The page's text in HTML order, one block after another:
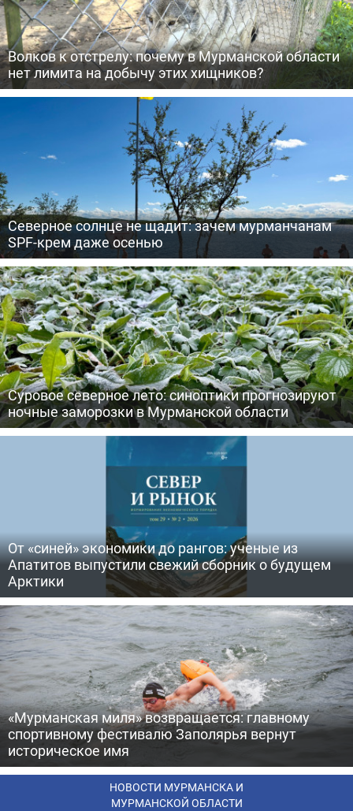
Волков к отстрелу: почему в Мурманской области
нет лимита на добычу этих хищников?
Северное солнце не щадит: зачем мурманчанам
SPF-крем даже осенью
Суровое северное лето: синоптики прогнозируют
ночные заморозки в Мурманской области
От «синей» экономики до рангов: ученые из
Апатитов выпустили свежий сборник о будущем
Арктики
«Мурманская миля» возвращается: главному
спортивному фестивалю Заполярья вернут
историческое имя
НОВОСТИ МУРМАНСКА И
МУРМАНСКОЙ ОБЛАСТИ